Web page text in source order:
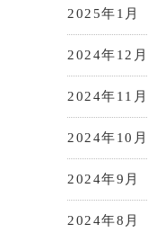
2025年1月
2024年12月
2024年11月
2024年10月
2024年9月
2024年8月